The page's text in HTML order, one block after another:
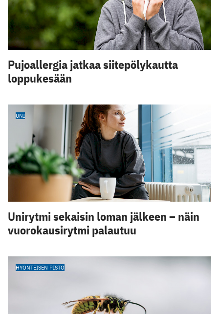
Pujoallergia jatkaa siitepölykautta
loppukesään
UNI
Unirytmi sekaisin loman jälkeen – näin
vuorokausirytmi palautuu
HYÖNTEISEN PISTO